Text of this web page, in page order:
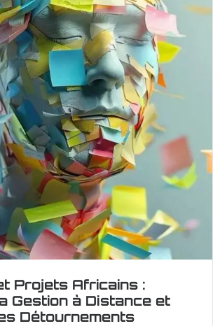
Projets Africains :
Gestion à Distance et
Détournements